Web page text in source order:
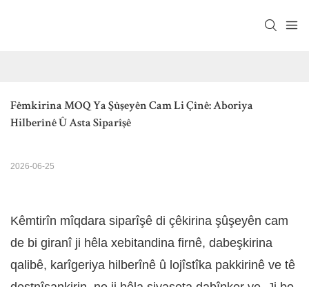
Fêmkirina MOQ Ya Şûşeyên Cam Li Çînê: Aboriya
Hilberînê Û Asta Siparîşê
2026-06-25
Kêmtirîn mîqdara siparîşê di çêkirina şûşeyên cam
de bi giranî ji hêla xebitandina firnê, dabeşkirina
qalibê, karîgeriya hilberînê û lojîstîka pakkirinê ve tê